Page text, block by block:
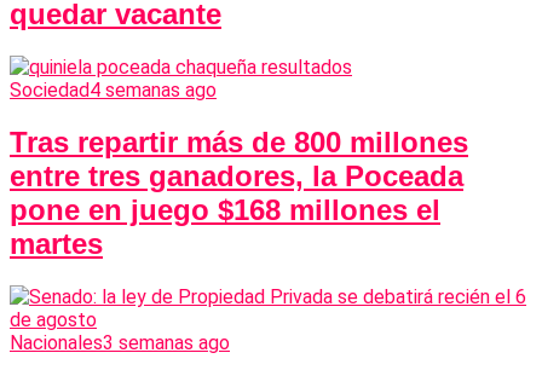
quedar vacante
Sociedad4 semanas ago
Tras repartir más de 800 millones
entre tres ganadores, la Poceada
pone en juego $168 millones el
martes
Nacionales3 semanas ago